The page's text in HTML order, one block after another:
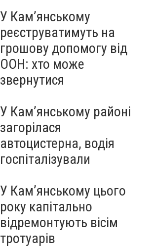
У Кам’янському
реєструватимуть на
грошову допомогу від
ООН: хто може
звернутися
У Кам’янському районі
загорілася
автоцистерна, водія
госпіталізували
У Кам’янському цього
року капітально
відремонтують вісім
тротуарів